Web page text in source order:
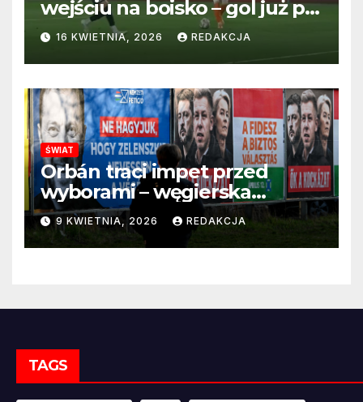
wejściu na boisko – gol już po
22 sekundach!
16 KWIETNIA, 2026 REDAKCJA
ŚWIAT
Orbán traci impet przed
wyborami – węgierska
propaganda przestaje
przekonywać
9 KWIETNIA, 2026 REDAKCJA
TAGS